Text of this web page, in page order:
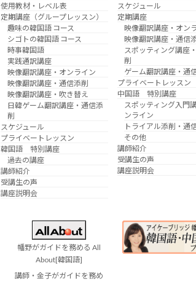
使用教材・レベル表
定期講座（グループレッスン）
趣味の韓国語 コース
シゴトの韓国語 コース
時事韓国語
実践通訳講座
映像翻訳講座・オンライン
映像翻訳講座・通信添削
映像翻訳講座・吹き替え
日韓ゲーム翻訳講座・通信添
削
スケジュール
プライベートレッスン
韓国語 特別講座
過去の講座
講師紹介
受講生の声
講座説明会
スケジュール
定期講座
映像翻訳講座・オン
映像翻訳講座・通信
スポッティング講座
削
ゲーム翻訳講座・通
プライベートレッスン
中国語 特別講座
スポッティング入門
ンライン
トライアル添削・通
その他
講師紹介
受講生の声
講座説明会
幡野がガイドを務める All
About[韓国語]
講師・金子がガイドを務め